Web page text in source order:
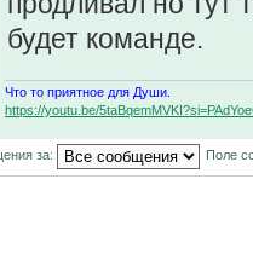
будет команде.
Что то приятное для Души.
https://youtu.be/
за: Поле